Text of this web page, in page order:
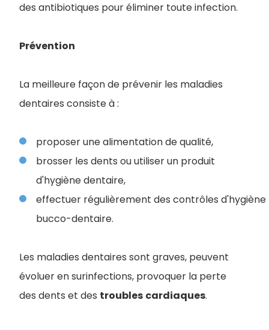
des antibiotiques pour éliminer toute infection.
Prévention
La meilleure façon de prévenir les maladies
dentaires consiste à :
proposer une alimentation de qualité,
brosser les dents ou utiliser un produit
d'hygiène dentaire,
effectuer régulièrement des contrôles d'hygiène
bucco-dentaire.
Les maladies dentaires sont graves, peuvent
évoluer en surinfections, provoquer la perte
des dents et des troubles cardiaques.